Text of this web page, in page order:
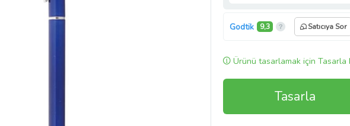
Godtik 9,3 Satıcıya Sor
Ürünü tasarlamak için Tasarla
Tasarla